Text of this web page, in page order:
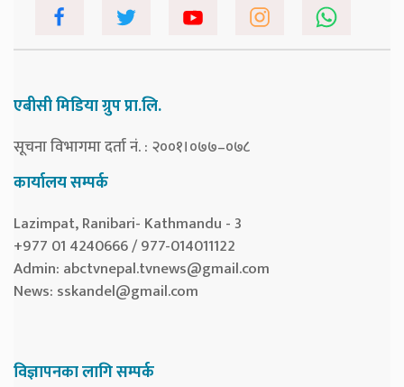
एबीसी मिडिया ग्रुप प्रा.लि.
सूचना विभागमा दर्ता नं. : २००१।०७७–०७८
कार्यालय सम्पर्क
Lazimpat, Ranibari- Kathmandu - 3
+977 01 4240666 / 977-014011122
Admin: abctvnepal.tvnews@gmail.com
News: sskandel@gmail.com
विज्ञापनका लागि सम्पर्क